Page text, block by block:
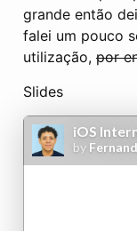
grande então
falei um pouco
utilização, por
Slides